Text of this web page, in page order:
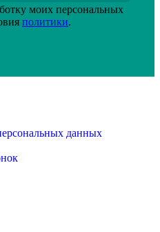
моих персональных
политики.
данных